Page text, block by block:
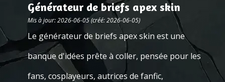
Générateur de briefs apex skin
Mis à jour: 2026-06-05 (créé: 2026-06-05)
Le générateur de briefs apex skin est une
banque d'idées prête à coller, pensée pour les
fans, cosplayeurs, autrices de fanfic,